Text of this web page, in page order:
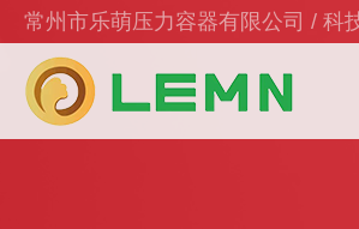
常州市乐萌压力容器有限公司 / 科